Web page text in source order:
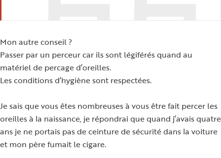
Mon autre conseil ?
Passer par un perceur car ils sont légiférés quand au
matériel de percage d’oreilles.
Les conditions d’hygiène sont respectées.
Je sais que vous êtes nombreuses à vous être fait percer les
oreilles à la naissance, je répondrai que quand j’avais quatre
ans je ne portais pas de ceinture de sécurité dans la voiture
et mon père fumait le cigare.